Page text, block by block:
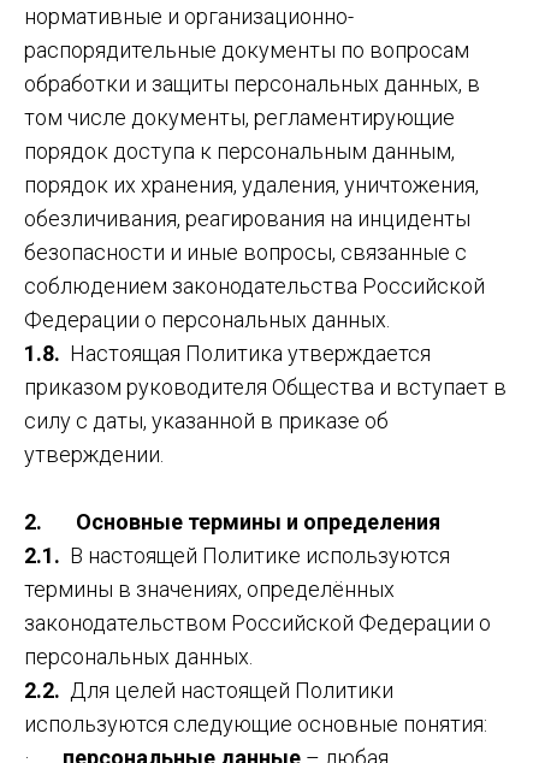
нормативные и организационно-
распорядительные документы по вопросам
обработки и защиты персональных данных, в
том числе документы, регламентирующие
порядок доступа к персональным данным,
порядок их хранения, удаления, уничтожения,
обезличивания, реагирования на инциденты
безопасности и иные вопросы, связанные с
соблюдением законодательства Российской
Федерации о персональных данных.
1.8. Настоящая Политика утверждается
приказом руководителя Общества и вступает в
силу с даты, указанной в приказе об
утверждении.
2. Основные термины и определения
2.1. В настоящей Политике используются
термины в значениях, определённых
законодательством Российской Федерации о
персональных данных.
2.2. Для целей настоящей Политики
используются следующие основные понятия:
· персональные данные – любая